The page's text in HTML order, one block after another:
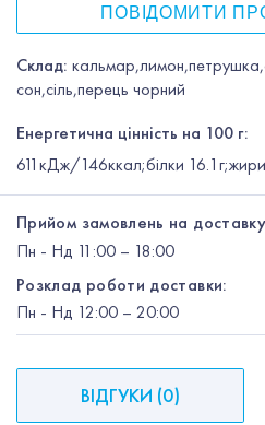
Склад:
сон,сіль,перець чорний
Енергетична цінність на 100 г:
611кДж/146ккал;білки
ПОВІДОМИТИ
Прийом замовлень на
Пн - Нд 11:00 – 18:00
Розклад роботи доставки:
Пн - Нд 12:00 – 20:00
ВІДГУКИ (0)